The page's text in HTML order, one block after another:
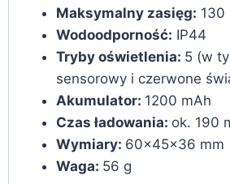
Maksymalny zasięg: 130
Wodoodporność: IP44
Tryby oświetlenia: 5 (w
sensorowy i czerwone
Akumulator: 1200 mAh
Czas ładowania: ok. 190
Wymiary: 60x45x36 mm
Waga: 56 g